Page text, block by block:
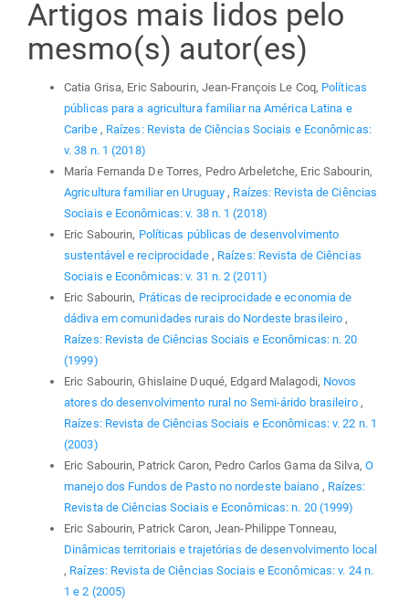
Artigos mais lidos pelo
mesmo(s) autor(es)
Catia Grisa, Eric Sabourin, Jean-François Le Coq, Políticas
públicas para a agricultura familiar na América Latina e
Caribe , Raízes: Revista de Ciências Sociais e Econômicas:
v. 38 n. 1 (2018)
María Fernanda De Torres, Pedro Arbeletche, Eric Sabourin,
Agricultura familiar en Uruguay , Raízes: Revista de Ciências
Sociais e Econômicas: v. 38 n. 1 (2018)
Eric Sabourin, Políticas públicas de desenvolvimento
sustentável e reciprocidade , Raízes: Revista de Ciências
Sociais e Econômicas: v. 31 n. 2 (2011)
Eric Sabourin, Práticas de reciprocidade e economia de
dádiva em comunidades rurais do Nordeste brasileiro ,
Raízes: Revista de Ciências Sociais e Econômicas: n. 20
(1999)
Eric Sabourin, Ghislaine Duqué, Edgard Malagodi, Novos
atores do desenvolvimento rural no Semi-árido brasileiro ,
Raízes: Revista de Ciências Sociais e Econômicas: v. 22 n. 1
(2003)
Eric Sabourin, Patrick Caron, Pedro Carlos Gama da Silva, O
manejo dos Fundos de Pasto no nordeste baiano , Raízes:
Revista de Ciências Sociais e Econômicas: n. 20 (1999)
Eric Sabourin, Patrick Caron, Jean-Philippe Tonneau,
Dinâmicas territoriais e trajetórias de desenvolvimento local
, Raízes: Revista de Ciências Sociais e Econômicas: v. 24 n.
1 e 2 (2005)